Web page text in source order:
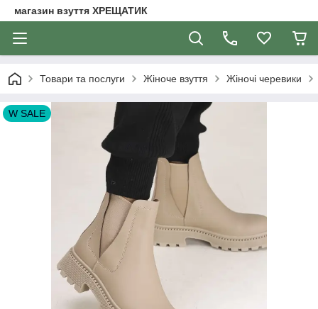
магазин взуття ХРЕЩАТИК
Товари та послуги Жіноче взуття Жіночі черевики
W SALE